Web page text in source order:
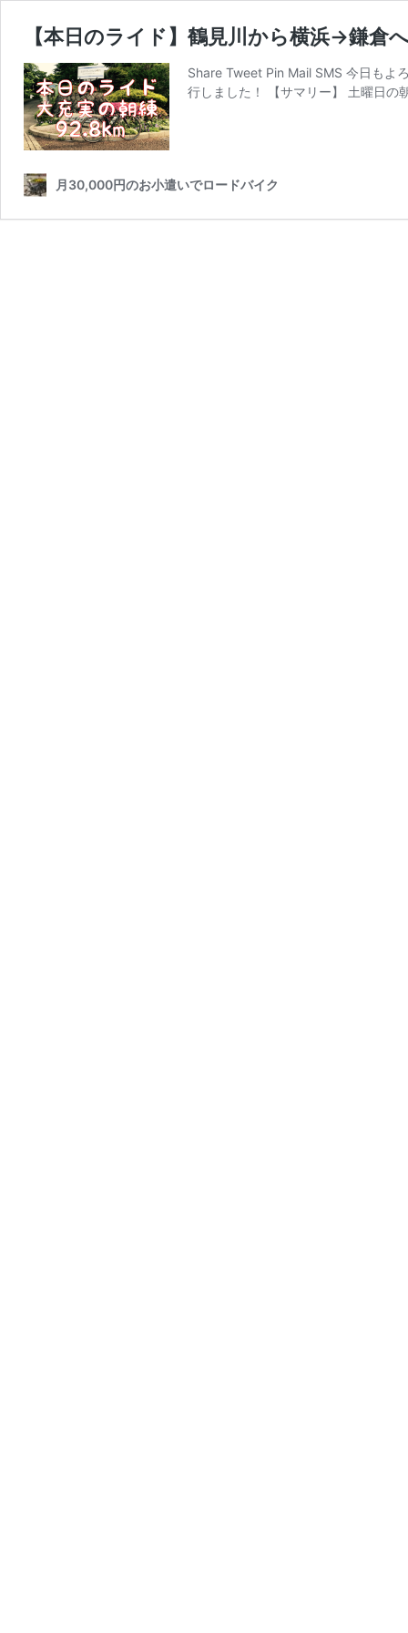
【本日のライド】鶴見川から横浜→鎌
Share Tweet Pin Mail SMS 今日
行しました！ 【サマリー】 土曜日
月30,000円のお小遣いでロードバイク